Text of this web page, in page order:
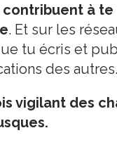
à te
. Et sur les
tu écris et
des autres.
vigilant des